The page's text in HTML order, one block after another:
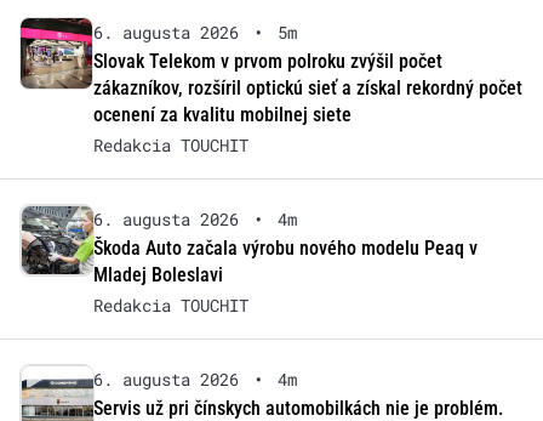
6. augusta 2026 •
5m
Slovak Telekom v prvom polroku zvýšil počet
zákazníkov, rozšíril optickú sieť a získal rekordný počet
ocenení za kvalitu mobilnej siete
Redakcia TOUCHIT
6. augusta 2026 •
4m
Škoda Auto začala výrobu nového modelu Peaq v
Mladej Boleslavi
Redakcia TOUCHIT
6. augusta 2026 •
4m
Servis už pri čínskych automobilkách nie je problém.